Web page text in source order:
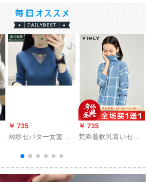
￥ 735
网纱セパター女套头
ファッショ·ファッシ
ョ·マット·ディップ·
ウェザー·ディップ·デ
￥ 735
梵希蔓軟乳青いセタ
ルネクスト